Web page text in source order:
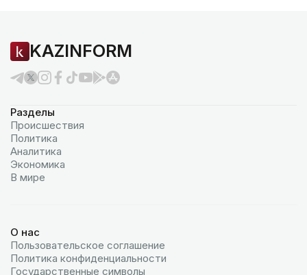
KAZINFORM
Разделы
Происшествия
Политика
Аналитика
Экономика
В мире
О нас
Пользовательское соглашение
Политика конфиденциальности
Государственные символы